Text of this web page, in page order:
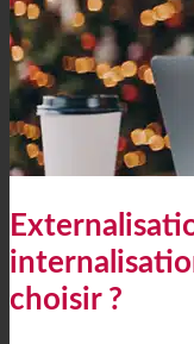
choisir ?